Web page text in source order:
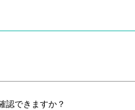
認できますか？